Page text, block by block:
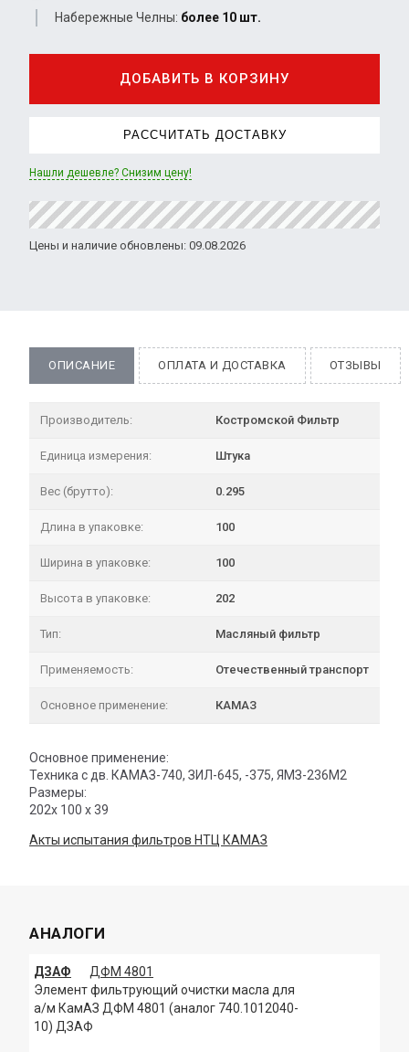
Набережные Челны: более 10 шт.
ДОБАВИТЬ В КОРЗИНУ
РАССЧИТАТЬ ДОСТАВКУ
Нашли дешевле? Снизим цену!
Цены и наличие обновлены: 09.08.2026
ОПИСАНИЕ ОПЛАТА И ДОСТАВКА ОТЗЫВЫ
Производитель: Костромской Фильтр
Единица измерения: Штука
Вес (брутто): 0.295
Длина в упаковке: 100
Ширина в упаковке: 100
Высота в упаковке: 202
Тип: Масляный фильтр
Применяемость: Отечественный транспорт
Основное применение: КАМАЗ
Основное применение:
Техника с дв. КАМАЗ-740, ЗИЛ-645, -375, ЯМЗ-236М2
Размеры:
202х 100 х 39
Акты испытания фильтров НТЦ КАМАЗ
АНАЛОГИ
ДЗАФ
ДФМ 4801
Элемент фильтрующий очистки масла для
а/м КамАЗ ДФМ 4801 (аналог 740.1012040-
10) ДЗАФ